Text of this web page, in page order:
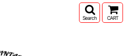
Search CART